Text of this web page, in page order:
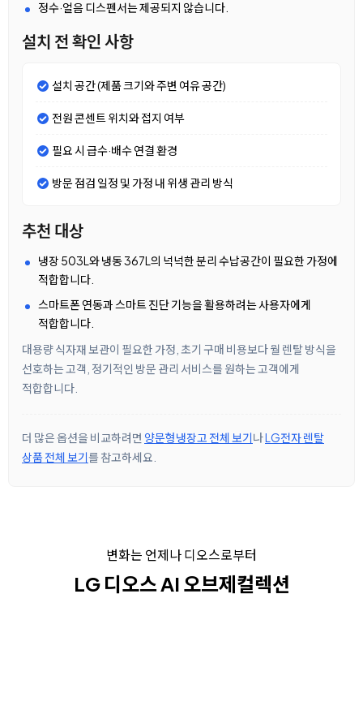
정수·얼음 디스펜서는 제공되지 않습니다.
설치 전 확인 사항
설치 공간 (제품 크기와 주변 여유 공간)
전원 콘센트 위치와 접지 여부
필요 시 급수·배수 연결 환경
방문 점검 일정 및 가정 내 위생 관리 방식
추천 대상
냉장 503L와 냉동 367L의 넉넉한 분리 수납공간이 필요한 가정에
적합합니다.
스마트폰 연동과 스마트 진단 기능을 활용하려는 사용자에게
적합합니다.
대용량 식자재 보관이 필요한 가정, 초기 구매 비용보다 월 렌탈 방식을
선호하는 고객, 정기적인 방문 관리 서비스를 원하는 고객에게
적합합니다.
더 많은 옵션을 비교하려면 양문형냉장고 전체 보기나LG전자 렌탈
상품 전체 보기를 참고하세요.
변화는 언제나 디오스로부터
LG 디오스 AI 오브제컬렉션